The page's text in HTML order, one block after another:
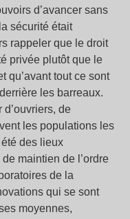
d’avancer sans
sécurité était
rappeler que le droit
privée plutôt que le
qu’avant tout ce sont
les barreaux.
de
les populations les
des lieux
maintien de l’ordre
de la
qui se sont
moyennes,